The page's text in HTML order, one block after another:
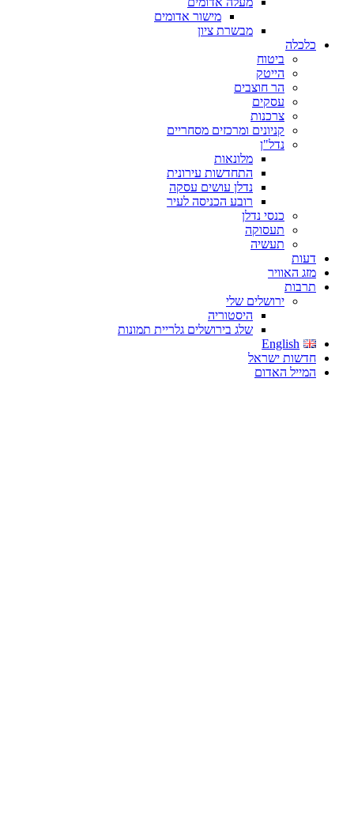
מישור אדומים
מבשרת ציון
כלכלה
ביטוח
הייטק
הר חוצבים
עסקים
צרכנות
קניונים ומרכזים מסחריים
נדל"ן
מלונאות
התחדשות עירונית
נדלן עושים עסקה
רובע הכניסה לעיר
כנסי נדלן
תעסוקה
תעשיה
דעות
מזג האוויר
תרבות
ירושלים שלי
היסטוריה
שלג בירושלים גלריית תמונות
English
חדשות ישראל
המייל האדום